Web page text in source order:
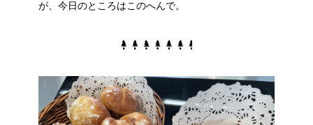
が、今日のところはこのへんで。